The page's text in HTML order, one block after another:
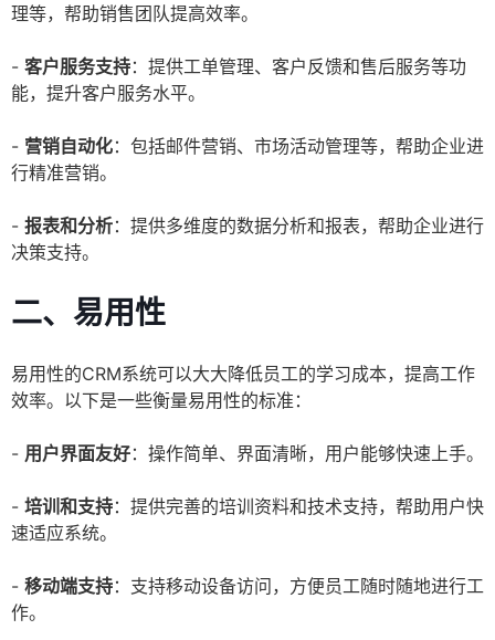
理等，帮助销售团队提高效率。
- 客户服务支持：提供工单管理、客户反馈和售后服务等功
能，提升客户服务水平。
- 营销自动化：包括邮件营销、市场活动管理等，帮助企业进
行精准营销。
- 报表和分析：提供多维度的数据分析和报表，帮助企业进行
决策支持。
二、易用性
易用性的CRM系统可以大大降低员工的学习成本，提高工作
效率。以下是一些衡量易用性的标准：
- 用户界面友好：操作简单、界面清晰，用户能够快速上手。
- 培训和支持：提供完善的培训资料和技术支持，帮助用户快
速适应系统。
- 移动端支持：支持移动设备访问，方便员工随时随地进行工
作。